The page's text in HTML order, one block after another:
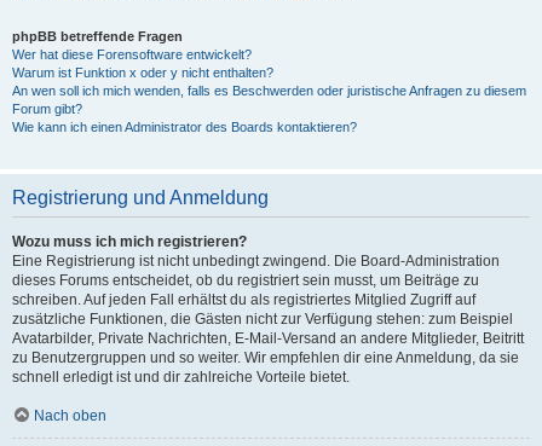
phpBB betreffende Fragen
Wer hat diese Forensoftware entwickelt?
Warum ist Funktion x oder y nicht enthalten?
An wen soll ich mich wenden, falls es Beschwerden oder juristische Anfragen zu diesem
Forum gibt?
Wie kann ich einen Administrator des Boards kontaktieren?
Registrierung und Anmeldung
Wozu muss ich mich registrieren?
Eine Registrierung ist nicht unbedingt zwingend. Die Board-Administration
dieses Forums entscheidet, ob du registriert sein musst, um Beiträge zu
schreiben. Auf jeden Fall erhältst du als registriertes Mitglied Zugriff auf
zusätzliche Funktionen, die Gästen nicht zur Verfügung stehen: zum Beispiel
Avatarbilder, Private Nachrichten, E-Mail-Versand an andere Mitglieder, Beitritt
zu Benutzergruppen und so weiter. Wir empfehlen dir eine Anmeldung, da sie
schnell erledigt ist und dir zahlreiche Vorteile bietet.
Nach oben